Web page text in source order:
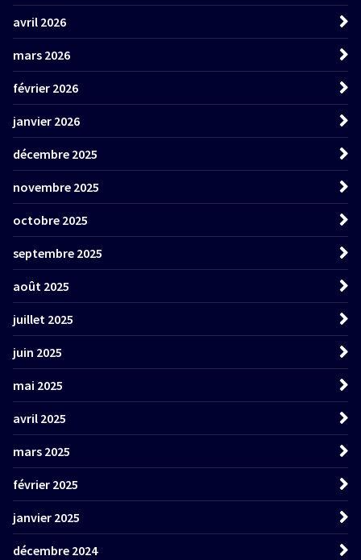
avril 2026
mars 2026
février 2026
janvier 2026
décembre 2025
novembre 2025
octobre 2025
septembre 2025
août 2025
juillet 2025
juin 2025
mai 2025
avril 2025
mars 2025
février 2025
janvier 2025
décembre 2024